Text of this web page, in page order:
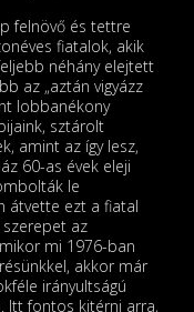
felnövő és tettre
fiatalok, akik
néhány elejtett
az „aztán vigyázz
lobbanékony
sztárolt
amint az így lesz,
60-as évek eleji
le
átvette ezt a fiatal
az
mi 1976-ban
akkor már
irányultságú
Itt fontos kitérni arra,